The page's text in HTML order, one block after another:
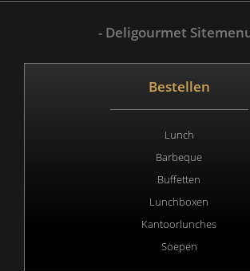
- Deligourmet
Bestellen
Lunch
Barbeque
Buffetten
Lunchboxen
Kantoorlunches
Soepen